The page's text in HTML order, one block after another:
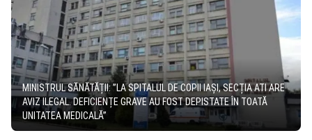
MINISTRUL SĂNĂTĂȚII: ”LA SPITALUL DE COPII IAȘI, SECȚIA ATI ARE
AVIZ ILEGAL. DEFICIENȚE GRAVE AU FOST DEPISTATE ÎN TOATĂ
UNITATEA MEDICALĂ”